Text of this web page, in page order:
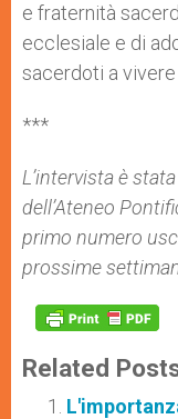
e fraternità
ecclesiale e di
sacerdoti a vivere
***
L’intervista è
dell’Ateneo
primo numero
prossime
Related